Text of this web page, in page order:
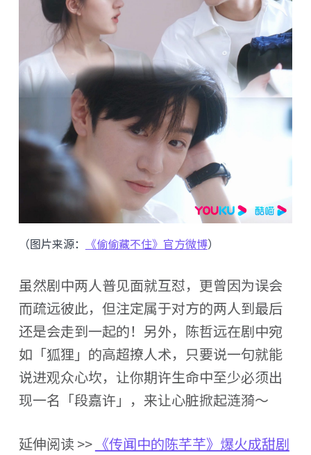
（图片来源： 《偷偷藏不住》官方微博）
虽然剧中两人普见面就互怼，更曾因为误会
而疏远彼此，但注定属于对方的两人到最后
还是会走到一起的！另外，陈哲远在剧中宛
如「狐狸」的高超撩人术，只要说一句就能
说进观众心坎，让你期许生命中至少必须出
现一名「段嘉许」，来让心脏掀起涟漪～
延伸阅读 >> 《传闻中的陈芊芊》爆火成甜剧